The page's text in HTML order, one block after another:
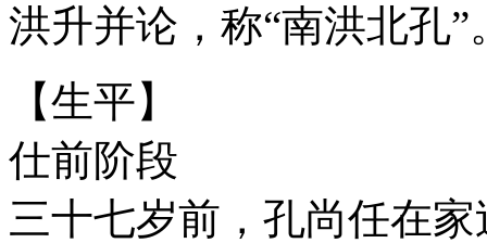
洪升并论，称“南洪北孔”
【生平】
仕前阶段
三十七岁前，孔尚任在